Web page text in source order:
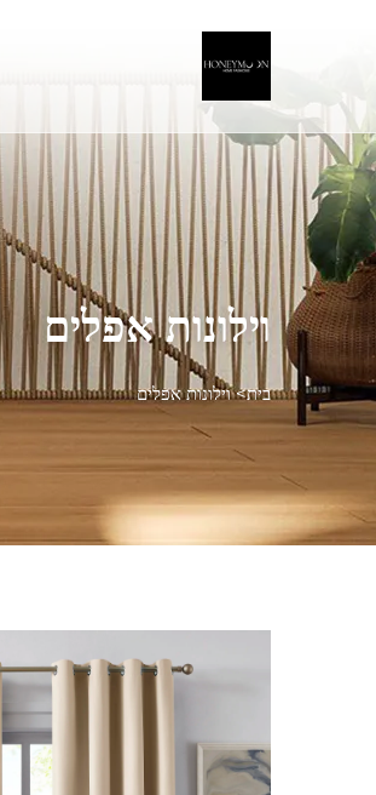
וילונות אפלים
בית>וילונות אפלים